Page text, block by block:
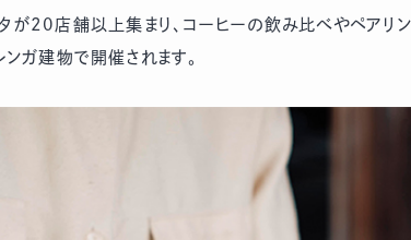
が20店舗以上集まり、コーヒーの飲み比べやペアリ
ガ建物で開催されます。